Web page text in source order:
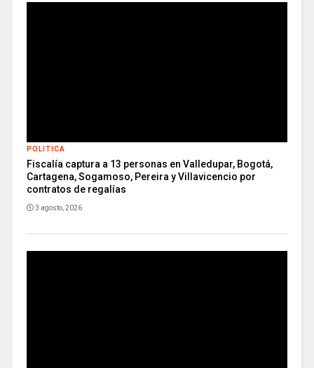
POLITICA
Fiscalía captura a 13 personas en Valledupar, Bogotá,
Cartagena, Sogamoso, Pereira y Villavicencio por
contratos de regalías
3 agosto, 2026